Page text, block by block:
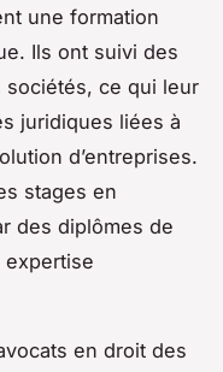
une formation
Ils ont suivi des
ce qui leur
juridiques liées à
d’entreprises.
stages en
des diplômes de
expertise
en droit des